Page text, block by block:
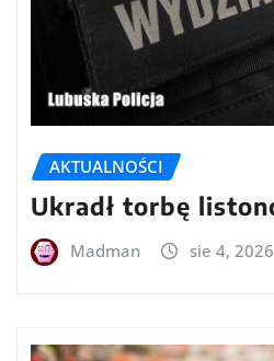
AKTUALNOŚCI
Ukradł torbę
Madman sie 4, 2026